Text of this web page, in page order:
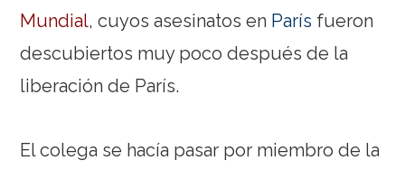
Mundial, cuyos asesinatos en París fueron
descubiertos muy poco después de la
liberación de París.
El colega se hacía pasar por miembro de la